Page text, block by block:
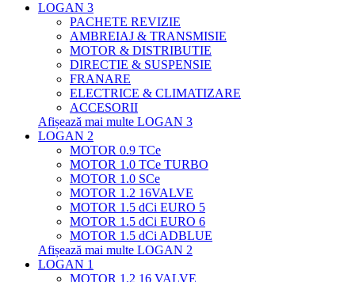
LOGAN 3
PACHETE REVIZIE
AMBREIAJ & TRANSMISIE
MOTOR & DISTRIBUTIE
DIRECTIE & SUSPENSIE
FRANARE
ELECTRICE & CLIMATIZARE
ACCESORII
Afișează mai multe LOGAN 3
LOGAN 2
MOTOR 0.9 TCe
MOTOR 1.0 TCe TURBO
MOTOR 1.0 SCe
MOTOR 1.2 16VALVE
MOTOR 1.5 dCi EURO 5
MOTOR 1.5 dCi EURO 6
MOTOR 1.5 dCi ADBLUE
Afișează mai multe LOGAN 2
LOGAN 1
MOTOR 1.2 16 VALVE